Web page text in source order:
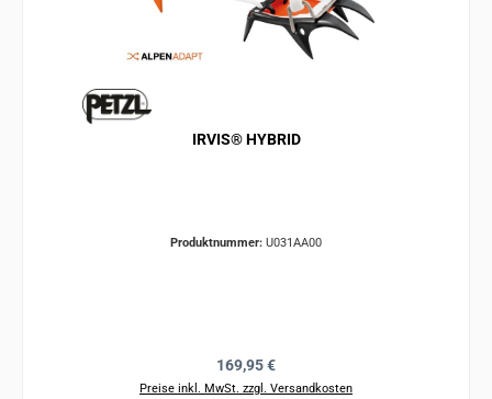
IRVIS® HYBRID
Produktnummer: U031AA00
Regulärer Preis:
169,95 €
Preise inkl. MwSt. zzgl. Versandkosten